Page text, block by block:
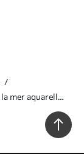
mer aquarelle